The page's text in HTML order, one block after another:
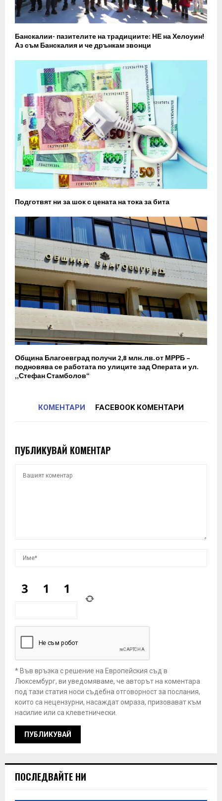
Банскалии- пазителите на традициите: НЕ на Хелоуин!
Аз съм Банскалия и че дрънкам звонци
Подготвят ни за шок с цената на тока за бита
Община Благоевград получи 2,8 млн. лв. от МРРБ –
подновява се работата по улиците зад Операта и ул.
„Стефан Стамболов“
КОМЕНТАРИ FACEBOOK КОМЕНТАРИ
ПУБЛИКУВАЙ КОМЕНТАР
* Във връзка с решение на Европейския съд в
Люксембург, ви уведомяваме, че авторът на коментара
под тази статия носи съдебна отговорност за послания,
които са нецензурни, насаждат омраза, призовават към
насилие или са клеветнически.
ПОСЛЕДВАЙТЕ НИ